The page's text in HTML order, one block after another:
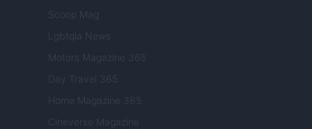
Scoop Mag
Lgbtqia News
Motors Magazine 365
Day Travel 365
Home Magazine 365
Cineverse Magazine